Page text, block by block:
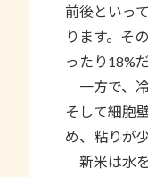
前後といっ
ります。そ
ったり18%
一方で、
そして細胞
め、粘りが
新米は水